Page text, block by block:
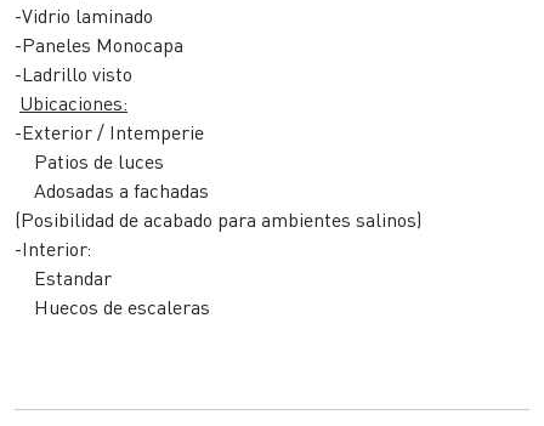
-Vidrio laminado
-Paneles Monocapa
-Ladrillo visto
Ubicaciones:
-Exterior / Intemperie
Patios de luces
Adosadas a fachadas
(Posibilidad de acabado para ambientes salinos)
-Interior:
Estandar
Huecos de escaleras